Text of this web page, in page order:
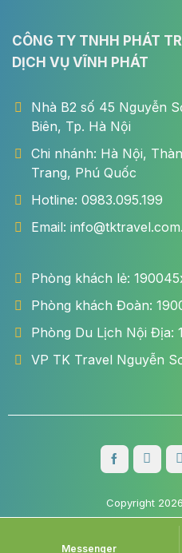
CÔNG TY TNHH PHÁT
DỊCH VỤ VĨNH PHÁT
Nhà B2 số 45 Nguyễn
Biên, Tp. Hà Nội
Chi nhánh: Hà Nội,
Trang, Phú Quốc
Hotline: 0983.095.199
Email:
Phòng khách lẻ:
Phòng khách Đoàn:
Phòng Du Lịch Nội Địa:
VP TK Travel Nguyễn
Copyright
Messenger